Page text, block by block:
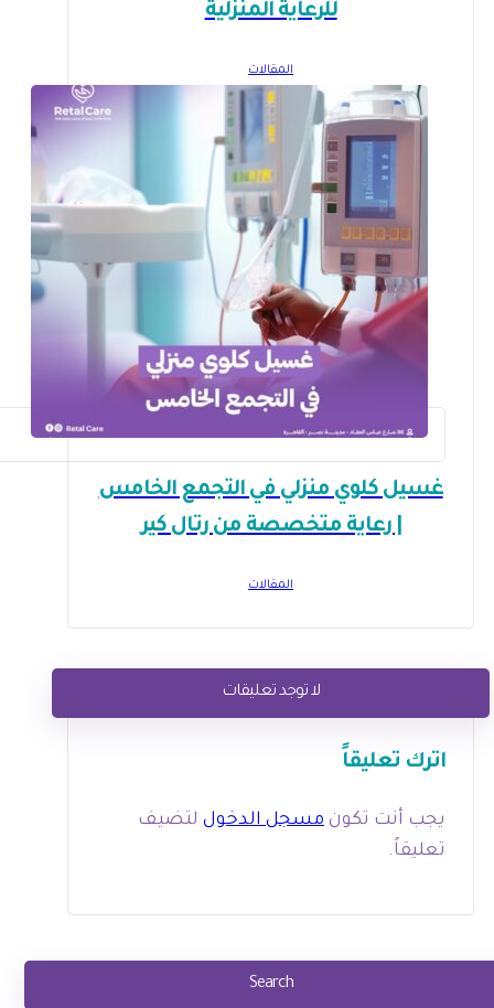
للرعاية المنزلية
المقالات
غسيل كلوي منزلي في التجمع الخامس
| رعاية متخصصة من رتال كير
المقالات
لا توجد تعليقات
اترك تعليقاً
يجب أنت تكون مسجل الدخول لتضيف
تعليقاً.
Search